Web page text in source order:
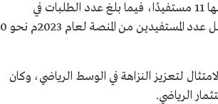
الطلبات المقدمة في المنصة عام 1441هـ/2019م نحو 39 طلبًا، واستفاد منها 11 مستفيدًا، فيما بلغ عدد الطلبات في
1441هـ/2020م نحو 104 طلبات، واستفاد
الدولي للحوكمة والامتثال لتعزيز النزاهة في الوسط الرياضي، وكان
الرياضي.